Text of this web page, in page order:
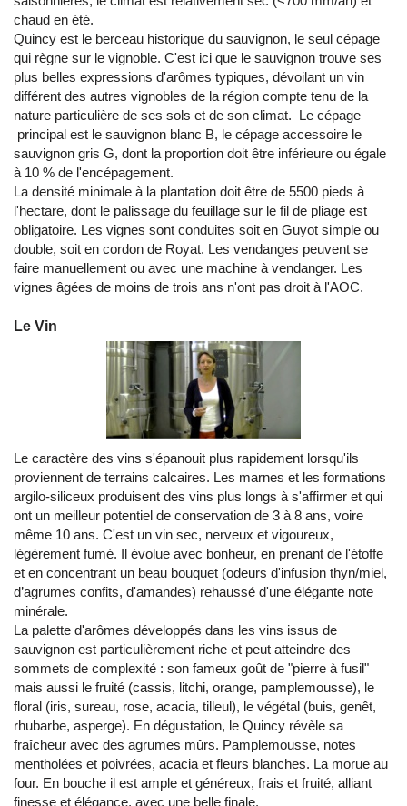
chaud en été.
Quincy est le berceau historique du sauvignon, le seul cépage
qui règne sur le vignoble. C'est ici que le sauvignon trouve ses
plus belles expressions d'arômes typiques, dévoilant un vin
différent des autres vignobles de la région compte tenu de la
nature particulière de ses sols et de son climat. Le cépage
principal est le sauvignon blanc B, le cépage accessoire le
sauvignon gris G, dont la proportion doit être inférieure ou égale
à 10 % de l'encépagement.
La densité minimale à la plantation doit être de 5500 pieds à
l'hectare, dont le palissage du feuillage sur le fil de pliage est
obligatoire. Les vignes sont conduites soit en Guyot simple ou
double, soit en cordon de Royat. Les vendanges peuvent se
faire manuellement ou avec une machine à vendanger. Les
vignes âgées de moins de trois ans n'ont pas droit à l'AOC.
Le Vin
Le caractère des vins s'épanouit plus rapidement lorsqu'ils
proviennent de terrains calcaires. Les marnes et les formations
argilo-siliceux produisent des vins plus longs à s'affirmer et qui
ont un meilleur potentiel de conservation de 3 à 8 ans, voire
même 10 ans. C'est un vin sec, nerveux et vigoureux,
légèrement fumé. Il évolue avec bonheur, en prenant de l'étoffe
et en concentrant un beau bouquet (odeurs d'infusion thyn/miel,
d’agrumes confits, d'amandes) rehaussé d'une élégante note
minérale.
La palette d'arômes développés dans les vins issus de
sauvignon est particulièrement riche et peut atteindre des
sommets de complexité : son fameux goût de "pierre à fusil"
mais aussi le fruité (cassis, litchi, orange, pamplemousse), le
floral (iris, sureau, rose, acacia, tilleul), le végétal (buis, genêt,
rhubarbe, asperge). En dégustation, le Quincy révèle sa
fraîcheur avec des agrumes mûrs. Pamplemousse, notes
mentholées et poivrées, acacia et fleurs blanches. La morue au
four. En bouche il est ample et généreux, frais et fruité, alliant
finesse et élégance, avec une belle finale.